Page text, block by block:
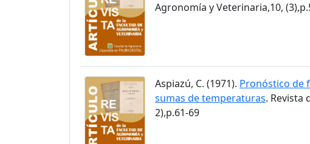
Agronomía y Veterinaria,10,
Aspiazú, C. (1971). Pronóstico de
sumas de temperaturas. Revista
2),p.61-69